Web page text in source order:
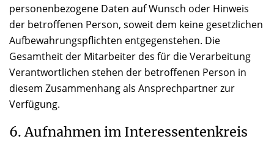
personenbezogene Daten auf Wunsch oder Hinweis
der betroffenen Person, soweit dem keine gesetzlichen
Aufbewahrungspflichten entgegenstehen. Die
Gesamtheit der Mitarbeiter des für die Verarbeitung
Verantwortlichen stehen der betroffenen Person in
diesem Zusammenhang als Ansprechpartner zur
Verfügung.
6. Aufnahmen im Interessentenkreis